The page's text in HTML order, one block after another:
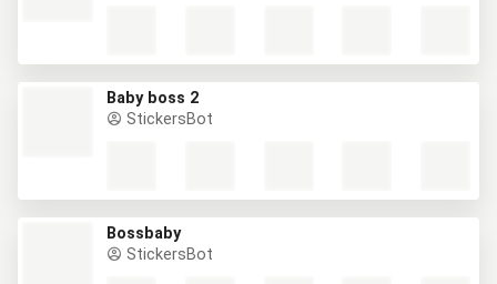
Baby boss 2
StickersBot
Bossbaby
StickersBot